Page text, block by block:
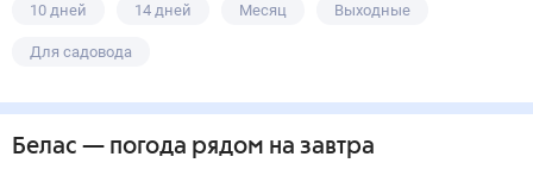
10 дней 14 дней Месяц Выходные
Для садовода
Белас — погода рядом на завтра